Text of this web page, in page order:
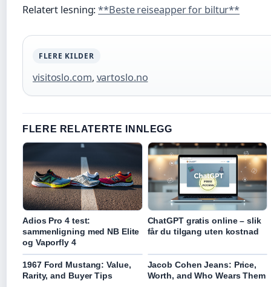
Relatert lesning:**Beste reiseapper for biltur**
FLERE KILDER
visitoslo.com, vartoslo.no
FLERE RELATERTE INNLEGG
Adios Pro 4 test:
sammenligning med NB Elite
og Vaporfly 4
ChatGPT gratis online – slik
får du tilgang uten kostnad
1967 Ford Mustang: Value,
Rarity, and Buyer Tips
Jacob Cohen Jeans: Price,
Worth, and Who Wears Them